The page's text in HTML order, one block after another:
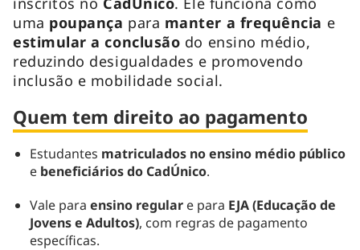
uma poupança para manter a frequência e
estimular a conclusão do ensino médio,
reduzindo desigualdades e promovendo
inclusão e mobilidade social.
Quem tem direito ao pagamento
Estudantes matriculados no ensino médio público
e beneficiários do CadÚnico.
Vale para ensino regulare para EJA (Educação de
Jovens e Adultos), com regras de pagamento
específicas.